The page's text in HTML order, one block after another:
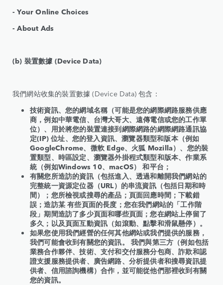
- Your Online Choices
- About Ads
(b) 裝置數據 (Device Data)
我們網站收集的裝置數據 (Device Data) 包含：
技術資訊、您的網域名稱（可能是您的網際網路服務供應
商，例如中華電信、台灣大哥大、遠傳電信或您的工作單
位）、用於將您的裝置連接到網際網路的網際網路通訊協
定(IP) 位址、您的登入資訊、瀏覽器類型和版本（例如
GoogleChrome、微軟 Edge、火狐 Mozilla）、您的裝
置類型、時區設定、瀏覽器外掛程式類型和版本、作業系
統（例如Windows 10、macOS） 和平台；
有關您所造訪的資訊（包括進入、透過和離開我們網站的
完整統一資源定位器（URL）的串流資訊（包括日期和時
間）；您所檢視或搜尋的產品；頁面回應時間；下載錯
誤；造訪某 有些頁面的長度；您在我們網站的「工作階
段」期間造訪了多少頁面和哪些頁面；您在網站上停留了
多久；以及頁面互動資訊（如滾動、點擊和滑鼠懸停）。
如果您使用我們經營的任何其他網站或我們提供的服務，
我們可能會收到有關您的資訊。 我們與第三方（例如包括
業務合作夥伴、技術、支付和交付服務分包商、詐欺和認
證支援服務提供者、廣告網路、分析提供者和搜尋資訊提
供者、信用諮詢機構）合作，並可能從他們那裡收到有關
您的資訊。